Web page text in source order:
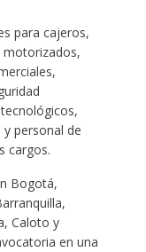
para cajeros,
personal de
cargos.
Bogotá,
Caloto y
en una